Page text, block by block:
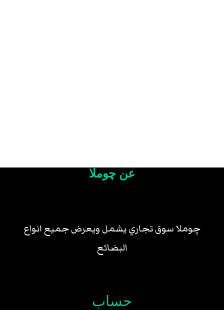
عن چوملا
چوملا سوق تجاري يشمل ويعرض جميع انواع
البضائع
حساب